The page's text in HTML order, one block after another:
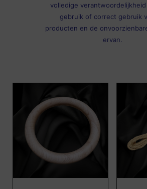
volledige
gebruik of correct gebruik
producten en de
ervan.